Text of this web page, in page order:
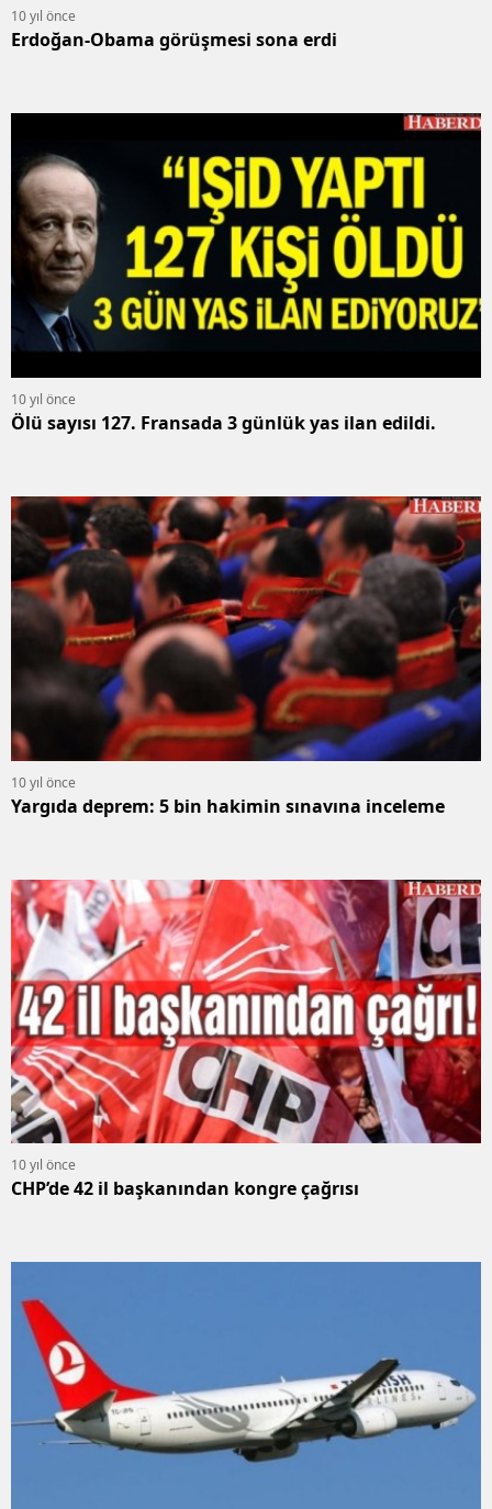
10 yıl önce
Erdoğan-Obama görüşmesi sona erdi
10 yıl önce
Ölü sayısı 127. Fransada 3 günlük yas ilan edildi.
10 yıl önce
Yargıda deprem: 5 bin hakimin sınavına inceleme
10 yıl önce
CHP’de 42 il başkanından kongre çağrısı